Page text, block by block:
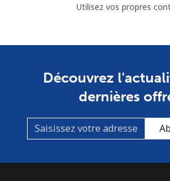
Utilisez vos propres
Découvrez
dernières